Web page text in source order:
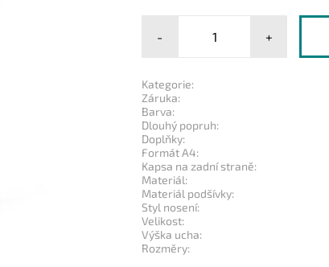
- +
Kategorie:
Záruka:
Barva:
Dlouhý popruh:
Doplňky:
Formát A4:
Kapsa na zadní straně:
Materiál:
Materiál podšívky:
Styl nosení:
Velikost:
Výška ucha:
Rozměry: